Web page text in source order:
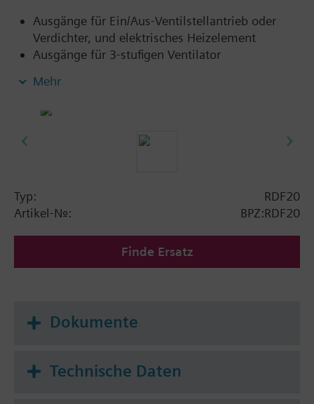
Ausgänge für Ein/Aus-Ventilstellantrieb oder
Verdichter, und elektrisches Heizelement
Ausgänge für 3-stufigen Ventilator
Rücklufttemperatur (mit Fühler QAH11.1)
Umschaltung (mit Fühler QAH11.1)
Umschalter
Mehr
Typ:
RDF20
Artikel-Nr.:
BPZ:RDF20
Finde Ersatz
Dokumente
Technische Daten